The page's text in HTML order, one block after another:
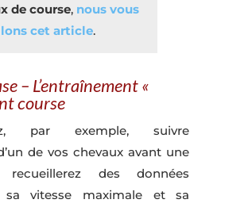
de course, nous vous
cet article.
– L’entraînement «
course
par exemple, suivre
de vos chevaux avant une
recueillerez des données
sa vitesse maximale et sa